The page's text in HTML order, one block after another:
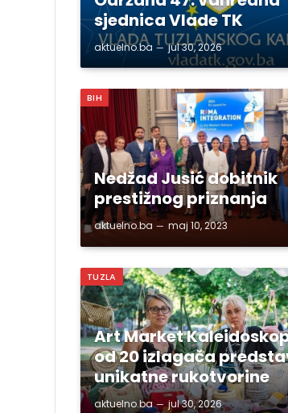
sjednica Vlade TK
aktuelno.ba jul 30, 2026
BIH
Nedžad Jusić dobitnik
prestižnog priznanja
aktuelno.ba maj 10, 2023
TUZLA
Art Market
od 20 izlagača
unikatne rukotvorine
aktuelno.ba jul 30, 2026